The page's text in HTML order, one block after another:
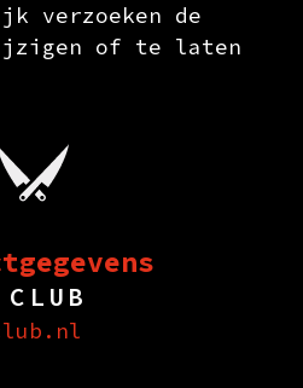
verzoeken de
of te laten